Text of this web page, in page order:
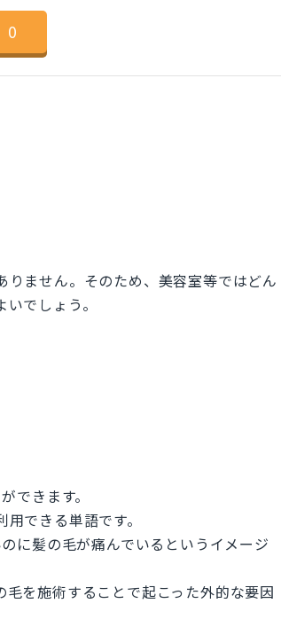
0
ません。そのため、美容室等ではどん
でしょう。
きます。
できる単語です。
に髪の毛が痛んでいるというイメージ
を施術することで起こった外的な要因